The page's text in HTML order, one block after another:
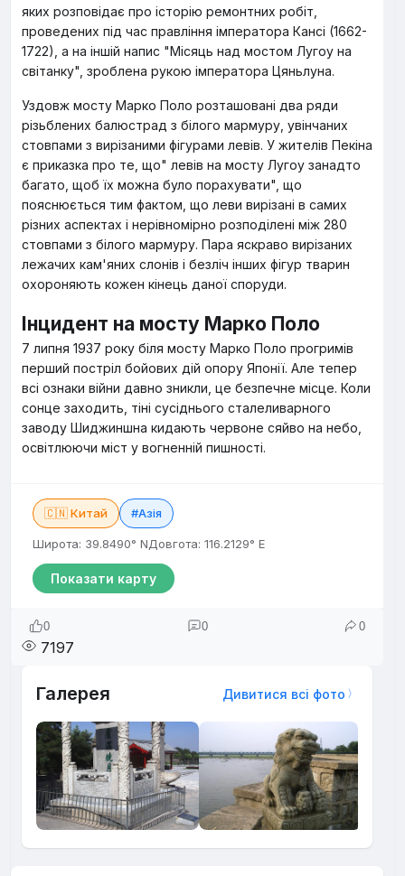
яких розповідає про історію ремонтних робіт,
проведених під час правління імператора Кансі (1662-
1722), а на іншій напис "Місяць над мостом Лугоу на
світанку", зроблена рукою імператора Цяньлуна.
Уздовж мосту Марко Поло розташовані два ряди
різьблених балюстрад з білого мармуру, увінчаних
стовпами з вирізаними фігурами левів. У жителів Пекіна
є приказка про те, що" левів на мосту Лугоу занадто
багато, щоб їх можна було порахувати", що
пояснюється тим фактом, що леви вирізані в самих
різних аспектах і нерівномірно розподілені між 280
стовпами з білого мармуру. Пара яскраво вирізаних
лежачих кам'яних слонів і безліч інших фігур тварин
охороняють кожен кінець даної споруди.
Інцидент на мосту Марко Поло
7 липня 1937 року біля мосту Марко Поло прогримів
перший постріл бойових дій опору Японії. Але тепер
всі ознаки війни давно зникли, це безпечне місце. Коли
сонце заходить, тіні сусіднього сталеливарного
заводу Шиджиншна кидають червоне сяйво на небо,
освітлюючи міст у вогненній пишності.
🇨🇳 Китай #Азія
Широта: 39.8490° NДовгота: 116.2129° E
Показати карту
0 0 0
7197
Галерея Дивитися всі фото